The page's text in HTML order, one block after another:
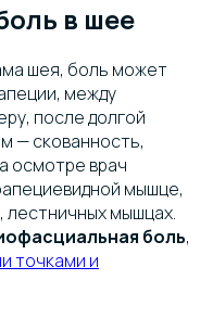
в шее
шея, боль может
между
после долгой
— скованность,
осмотре врач
мышце,
мышцах.
боль,
точками и